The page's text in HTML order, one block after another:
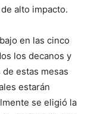
alto impacto.
en las cinco
los decanos y
estas mesas
estarán
se eligió la